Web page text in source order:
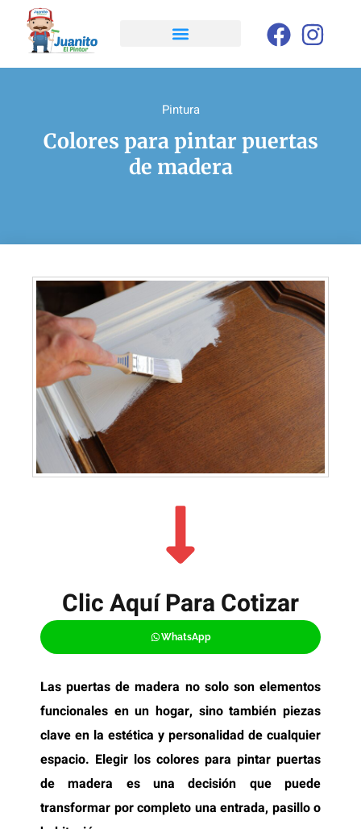
Pintura
Colores para pintar puertas
de madera
Clic Aquí Para Cotizar​
WhatsApp
Las puertas de madera no solo son elementos
funcionales en un hogar, sino también piezas
clave en la estética y personalidad de cualquier
espacio. Elegir los colores para pintar puertas
de madera es una decisión que puede
transformar por completo una entrada, pasillo o